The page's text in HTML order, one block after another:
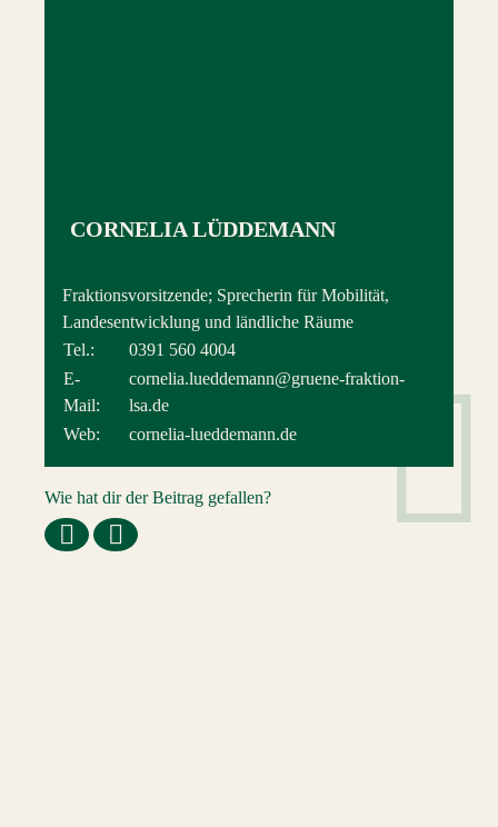
CORNELIA LÜDDEMANN
Fraktionsvorsitzende; Sprecherin für Mobilität,
Landesentwicklung und ländliche Räume
Tel.:
0391 560 4004
E-
Mail:
cornelia.lueddemann@gruene-fraktion-
lsa.de
Web:
cornelia-lueddemann.de
Wie hat dir der Beitrag gefallen?